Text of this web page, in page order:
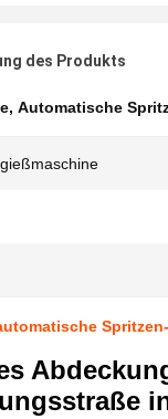
des Produkts
, Automatische